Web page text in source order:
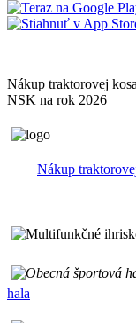
Nákup traktorovej
NSK na rok 2026
Nákup
hala